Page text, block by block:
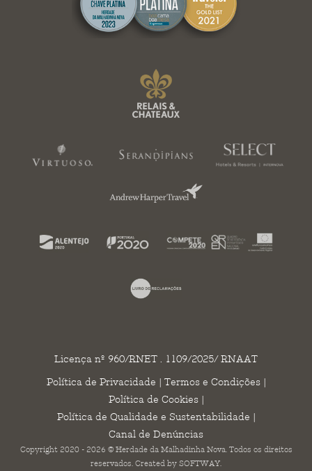
Licença nº 960/RNET . 1109/2025/ RNAAT
Política de Privacidade | Termos e Condições|
Política de Cookies|
Política de Qualidade e Sustentabilidade |
Canal de Denúncias
Copyright 2020 - 2026 © Herdade da Malhadinha Nova. Todos os direitos
reservados. Created by SOFTWAY.